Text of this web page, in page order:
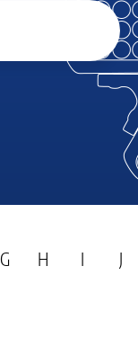
G H I J